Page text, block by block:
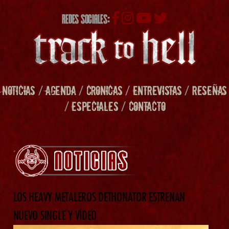
REDES SOCIALES:
NOTICIAS /AGENDA/ CRONICAS/ENTREVISTAS/RESEÑAS
/ESPECIALES/ CONTACTO
LOS HEAVY METALEROS DETHONATOR ESTRENAN
NUEVO SINGLE Y VÍDEO